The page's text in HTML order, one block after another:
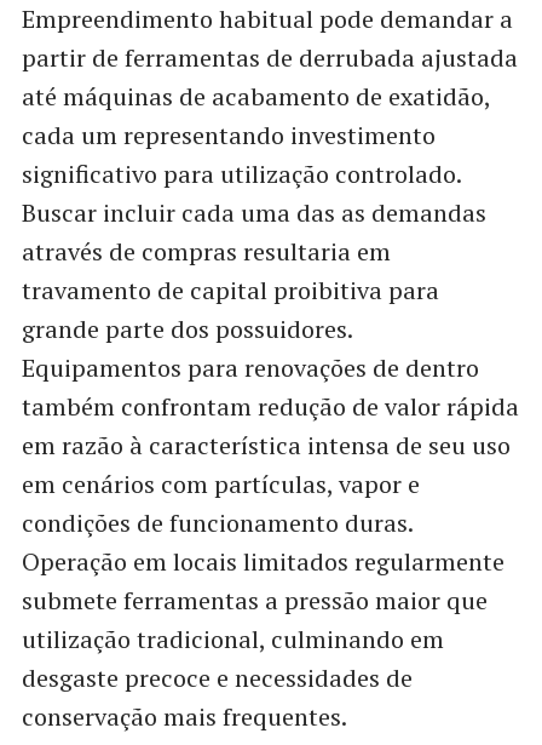
Empreendimento habitual pode demandar a
partir de ferramentas de derrubada ajustada
até máquinas de acabamento de exatidão,
cada um representando investimento
significativo para utilização controlado.
Buscar incluir cada uma das as demandas
através de compras resultaria em
travamento de capital proibitiva para
grande parte dos possuidores.
Equipamentos para renovações de dentro
também confrontam redução de valor rápida
em razão à característica intensa de seu uso
em cenários com partículas, vapor e
condições de funcionamento duras.
Operação em locais limitados regularmente
submete ferramentas a pressão maior que
utilização tradicional, culminando em
desgaste precoce e necessidades de
conservação mais frequentes.